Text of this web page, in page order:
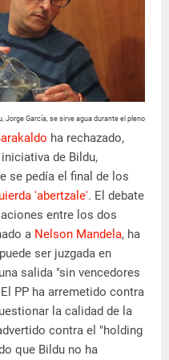
Jorge García, se sirve agua durante el pleno
ha rechazado,
de Bildu,
se pedía el final de los
'abertzale'. El debate
entre los dos
a Nelson Mandela, ha
ser juzgada en
salida "sin vencedores
PP ha arremetido contra
la calidad de la
contra el "holding
que Bildu no ha